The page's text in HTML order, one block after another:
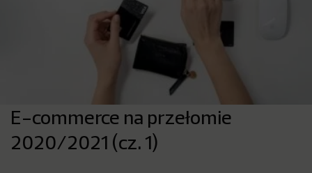
E-commerce na przełomie
2020/2021 (cz. 1)